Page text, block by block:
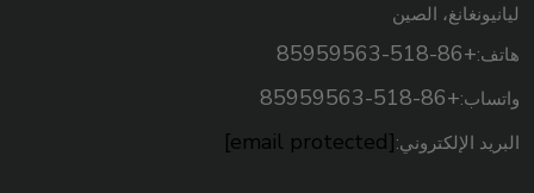
ليانيونغانغ، الصين
هاتف:+86-518-85959563
واتساب:+86-518-85959563
البريد الإلكتروني:[email protected]